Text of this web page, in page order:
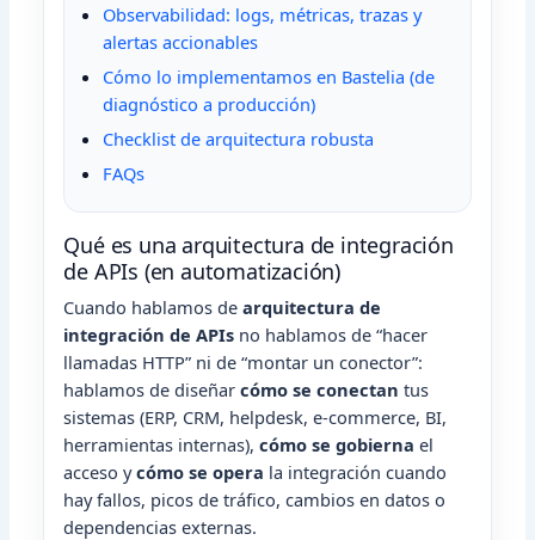
Observabilidad: logs, métricas, trazas y
alertas accionables
Cómo lo implementamos en Bastelia (de
diagnóstico a producción)
Checklist de arquitectura robusta
FAQs
Qué es una arquitectura de integración
de APIs (en automatización)
Cuando hablamos dearquitectura de
integración de APIs no hablamos de “hacer
llamadas HTTP” ni de “montar un conector”:
hablamos de diseñarcómo se conectan tus
sistemas (ERP, CRM, helpdesk, e‑commerce, BI,
herramientas internas),cómo se gobierna el
acceso ycómo se opera la integración cuando
hay fallos, picos de tráfico, cambios en datos o
dependencias externas.